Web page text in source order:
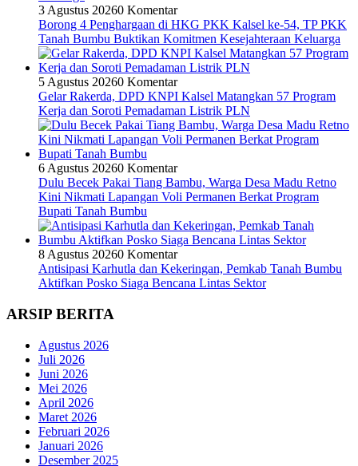
3 Agustus 20260 Komentar
Borong 4 Penghargaan di HKG PKK Kalsel ke-54, TP PKK
Tanah Bumbu Buktikan Komitmen Kesejahteraan Keluarga
5 Agustus 20260 Komentar
Gelar Rakerda, DPD KNPI Kalsel Matangkan 57 Program
Kerja dan Soroti Pemadaman Listrik PLN
6 Agustus 20260 Komentar
Dulu Becek Pakai Tiang Bambu, Warga Desa Madu Retno
Kini Nikmati Lapangan Voli Permanen Berkat Program
Bupati Tanah Bumbu
8 Agustus 20260 Komentar
Antisipasi Karhutla dan Kekeringan, Pemkab Tanah Bumbu
Aktifkan Posko Siaga Bencana Lintas Sektor
ARSIP BERITA
Agustus 2026
Juli 2026
Juni 2026
Mei 2026
April 2026
Maret 2026
Februari 2026
Januari 2026
Desember 2025